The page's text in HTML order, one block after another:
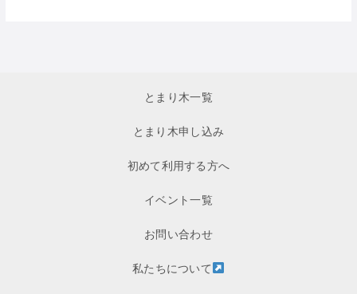
とまり木一覧
とまり木申し込み
初めて利用する方へ
イベント一覧
お問い合わせ
私たちについて